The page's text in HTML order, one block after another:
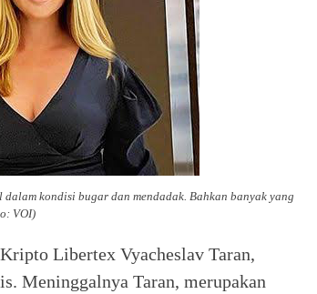
kondisi bugar dan mendadak. Bahkan banyak yang
VOI)
Libertex Vyacheslav Taran,
Meninggalnya Taran, merupakan